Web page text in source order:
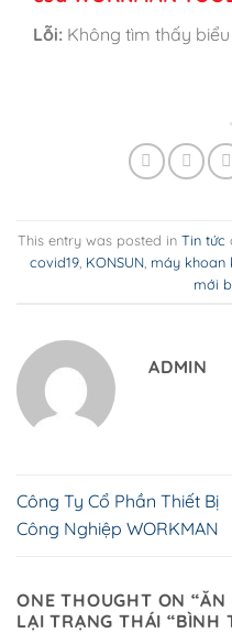
Lỗi: Không tìm thấy
This entry was posted in Tin tức
covid19 KONSUN máy khoan
mới
ADMIN
Công Ty Cổ Phần Thiết Bị
Công Nghiệp WORKMAN
ONE THOUGHT ON “ĂN
LẠI TRẠNG THÁI “BÌNH